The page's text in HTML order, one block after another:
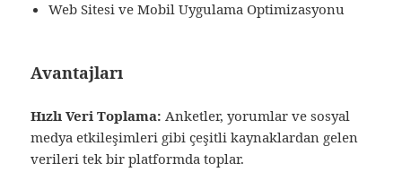
Web Sitesi ve Mobil Uygulama Optimizasyonu
Avantajları
Hızlı Veri Toplama: Anketler, yorumlar ve sosyal
medya etkileşimleri gibi çeşitli kaynaklardan gelen
verileri tek bir platformda toplar.